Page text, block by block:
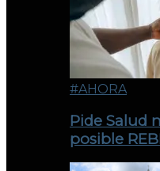
#AHORA
Pide Salud
posible